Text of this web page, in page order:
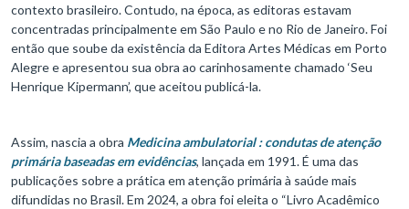
contexto brasileiro. Contudo, na época, as editoras estavam
concentradas principalmente em São Paulo e no Rio de Janeiro. Foi
então que soube da existência da Editora Artes Médicas em Porto
Alegre e apresentou sua obra ao carinhosamente chamado ‘Seu
Henrique Kipermann’, que aceitou publicá-la.
Assim, nascia a obra Medicina ambulatorial : condutas de atenção
primária baseadas em evidências, lançada em 1991. É uma das
publicações sobre a prática em atenção primária à saúde mais
difundidas no Brasil. Em 2024, a obra foi eleita o “Livro Acadêmico